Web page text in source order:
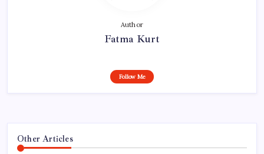
Author
Fatma Kurt
Follow Me
Other Articles